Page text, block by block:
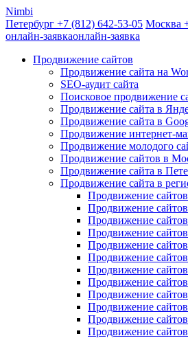
Nimbi
Петербург +7 (812) 642-53-05 Москва
онлайн-заявкаонлайн-заявка
Продвижение сайтов
Продвижение сайта на
SEO-аудит сайта
Поисковое продвижение
Продвижение сайта в
Продвижение сайта в
Продвижение интернет-
Продвижение молодого
Продвижение сайтов в
Продвижение сайта в
Продвижение сайта в
Продвижение
Продвижение
Продвижение
Продвижение
Продвижение
Продвижение
Продвижение
Продвижение
Продвижение
Продвижение
Продвижение
Продвижение